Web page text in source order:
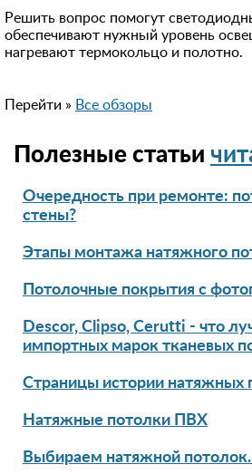
896399***00
Решить вопрос помогут
обеспечивают нужный уровень
нагревают термокольцо и полотно.
Перейти » Все обзоры
Полезные статьи
Очередность при ремонте:
стены?
Этапы монтажа натяжного
Потолочные покрытия с
Descor, Clipso, Cerutti - что
импортных марок тканевых
Страницы истории натяжных
Натяжные потолки ПВХ
Выбираем натяжной